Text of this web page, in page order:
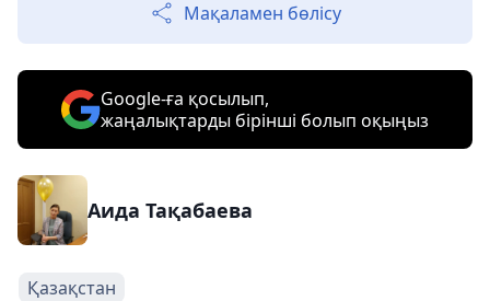
Мақаламен бөлісу
Google-ға қосылып,
жаңалықтарды бірінші болып оқыңыз
Аида Тақабаева
Қазақстан